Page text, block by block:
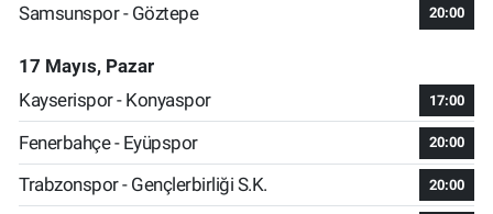
Samsunspor - Göztepe 20:00
17 Mayıs, Pazar
Kayserispor - Konyaspor
17:00
Fenerbahçe - Eyüpspor 20:00
Trabzonspor - Gençlerbirliği S.K. 20:00